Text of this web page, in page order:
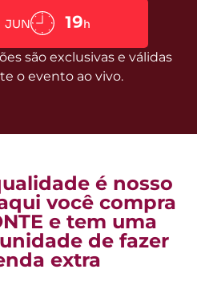
JUN 19h
são exclusivas e válidas
o evento ao vivo.
é nosso
você compra
e tem uma
de fazer
extra